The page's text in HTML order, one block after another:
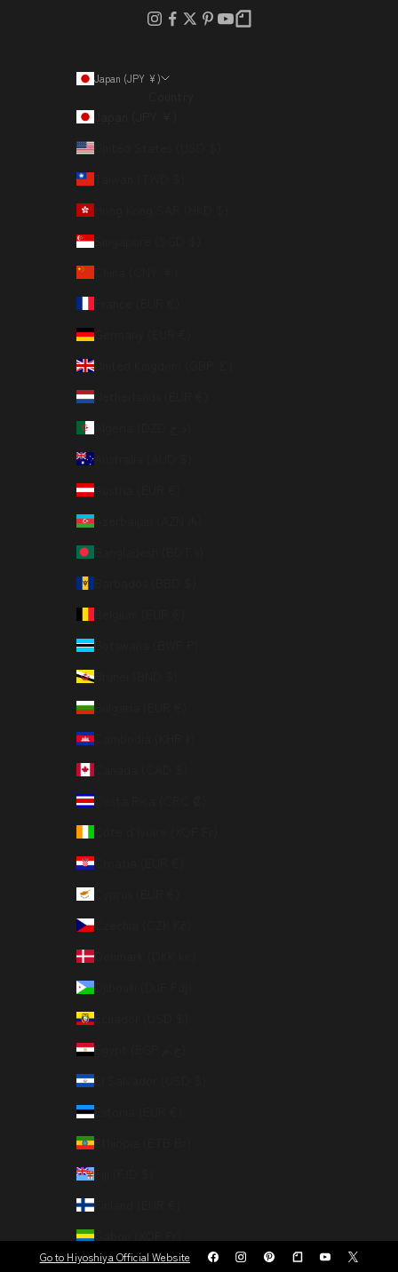
Japan (JPY ¥)
United States (USD $)
Singapore (SGD $)
Germany (EUR €)
United Kingdom (GBP £)
Netherlands (EUR €)
Australia (AUD $)
Austria (EUR €)
Azerbaijan (AZN ₼)
Botswana (BWP P)
Brunei (BND $)
Bulgaria (EUR €)
Cambodia (KHR ៛)
Costa Rica (CRC ₡)
Croatia (EUR €)
Czechia (CZK Kč)
Denmark (DKK kr.)
Djibouti (DJF Fdj)
Ecuador (USD $)
El Salvador (USD $)
Estonia (EUR €)
Ethiopia (ETB Br)
Finland (EUR €)
Gabon (XOF Fr)
Greece (EUR €)
Go to Hiyoshiya Official Website